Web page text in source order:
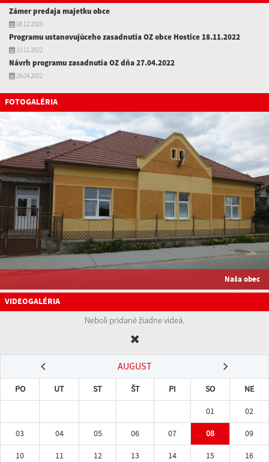
Zámer predaja majetku obce
08.12.2023
Programu ustanovujúceho zasadnutia OZ obce Hostice 18.11.2022
10.11.2022
Návrh programu zasadnutia OZ dňa 27.04.2022
26.04.2022
FOTOGALÉRIA
Naša obec
VIDEOGALÉRIA
Neboli pridané žiadne videá.
AUGUST
PO UT ST ŠT PI SO
NE
01
02
03
04 05 06 07 08
09
10
11 12 13 14 15
16